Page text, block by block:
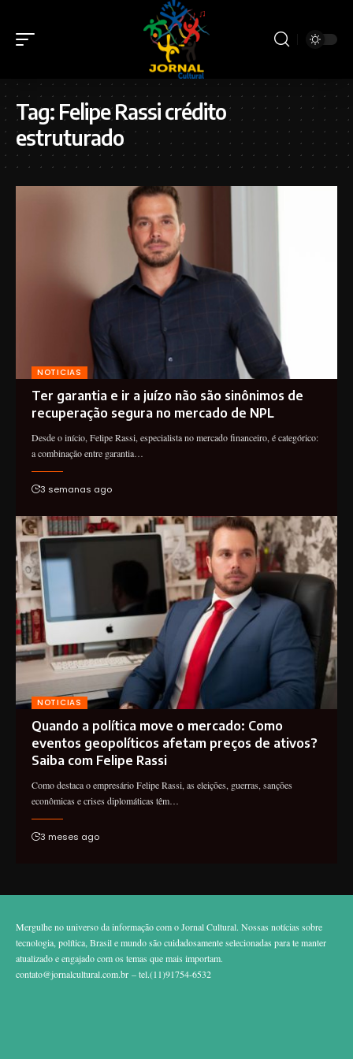
Tag: Felipe Rassi crédito
estruturado
NOTICIAS
Ter garantia e ir a juízo não são sinônimos de
recuperação segura no mercado de NPL
Desde o início, Felipe Rassi, especialista no mercado financeiro, é categórico:
a combinação entre garantia…
3 semanas ago
NOTICIAS
Quando a política move o mercado: Como
eventos geopolíticos afetam preços de ativos?
Saiba com Felipe Rassi
Como destaca o empresário Felipe Rassi, as eleições, guerras, sanções
econômicas e crises diplomáticas têm…
3 meses ago
Mergulhe no universo da informação com o Jornal Cultural. Nossas notícias sobre
tecnologia, política, Brasil e mundo são cuidadosamente selecionadas para te manter
atualizado e engajado com os temas que mais importam.
contato@jornalcultural.com.br – tel.(11)91754-6532